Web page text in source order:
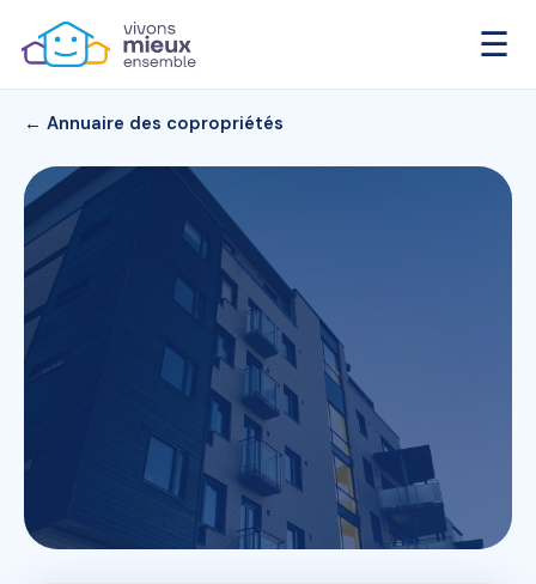
☰
← Annuaire des copropriétés